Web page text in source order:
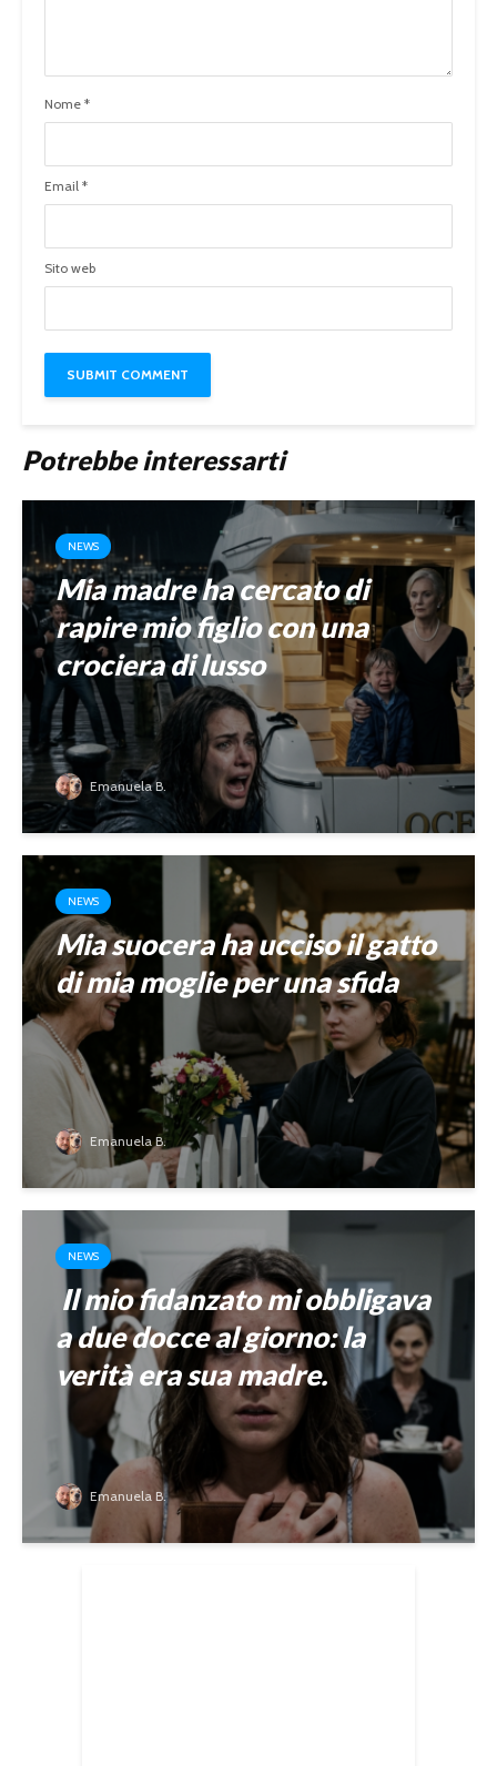
Nome *
Email *
Sito web
Potrebbe interessarti
NEWS
Mia madre ha cercato di
rapire mio figlio con una
crociera di lusso
Emanuela B.
NEWS
Mia suocera ha ucciso il gatto
di mia moglie per una sfida
Emanuela B.
NEWS
Il mio fidanzato mi obbligava
a due docce al giorno: la
verità era sua madre.
Emanuela B.